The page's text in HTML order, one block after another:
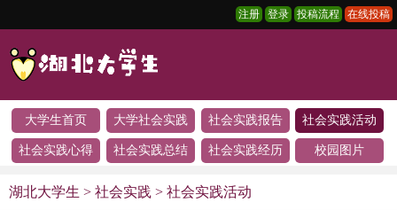
注册 登录 投稿流程 在线投稿
大学生首页 大学社会实践 社会实践报告 社会实践活动
社会实践心得 社会实践总结 社会实践经历 校园图片
湖北大学生 > 社会实践 > 社会实践活动